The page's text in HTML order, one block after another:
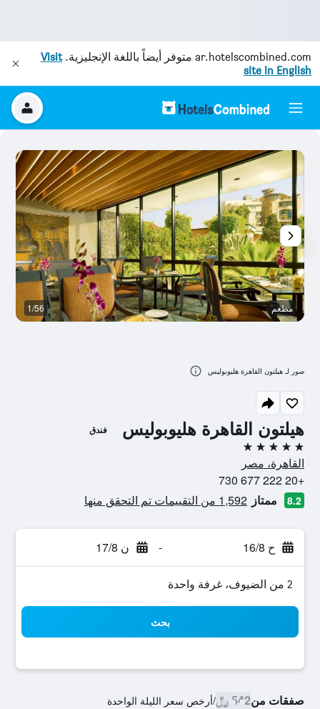
ar.hotelscombined.com متوفر أيضاً باللغة الإنجليزية.Visit
site in English
هيلتون القاهرة هليوبوليس فندق
5 نجوم
القاهرة، مصر
+20 222 677 730
8.2 ممتاز 1,592 من التقييمات تم التحقق منها
ح 16/8 - ن 17/8
2 من الضيوف، غرفة واحدة
بحث
صفقات من542 ﷼ /أرخص سعر الليلة الواحدة
مطعم 1/56
صور لـ هيلتون القاهرة هليوبوليس